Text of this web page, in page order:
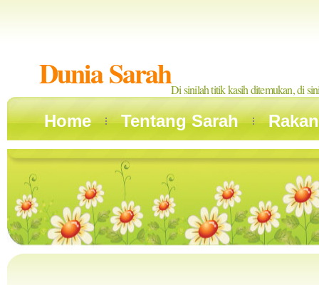
Dunia SarahDi sinilah titik kasih ditemukan, di
Home Tentang Sarah